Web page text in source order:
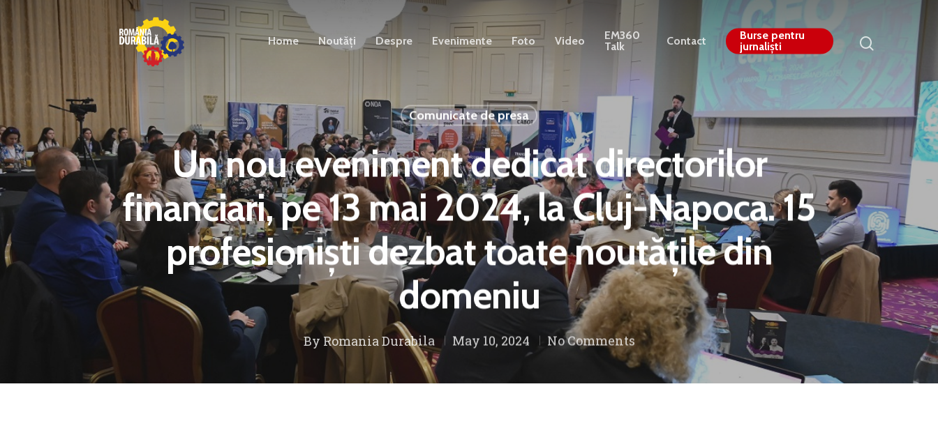
Home Noutăți Despre Evenimente Foto Video
EM360
Talk
Contact
Burse pentru
jurnaliști
Comunicate de presa
Un nou eveniment dedicat directorilor
financiari, pe 13 mai 2024, la Cluj-Napoca. 15
profesioniști dezbat toate noutățile din
domeniu
By Romania Durabila May 10, 2024 No Comments